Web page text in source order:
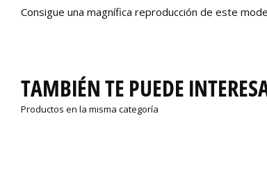
Consigue una magnífica reproducción de este
TAMBIÉN TE PUEDE
Productos en la misma categoría